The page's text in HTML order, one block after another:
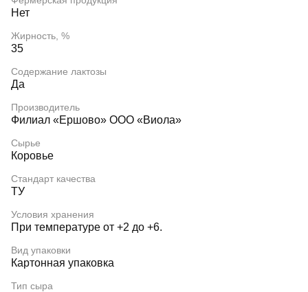
Нет
Жирность, %
35
Содержание лактозы
Да
Производитель
Филиал «Ершово» ООО «Виола»
Сырье
Коровье
Стандарт качества
ТУ
Условия хранения
При температуре от +2 до +6.
Вид упаковки
Картонная упаковка
Тип сыра